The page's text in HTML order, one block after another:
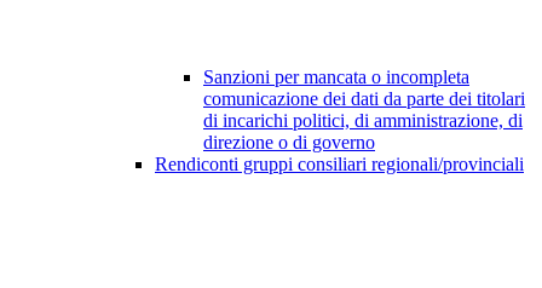
Sanzioni per mancata o incompleta
comunicazione dei dati da parte dei titolari
di incarichi politici, di amministrazione, di
direzione o di governo
Rendiconti gruppi consiliari regionali/provinciali